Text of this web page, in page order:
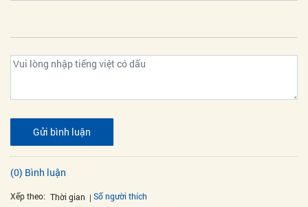
Gửi bình luận
(0) Bình luận
Xếp theo: Thời gian Số người thích